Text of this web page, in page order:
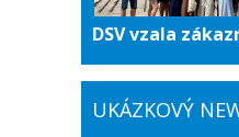
DSV vzala
UKÁZKOVÝ